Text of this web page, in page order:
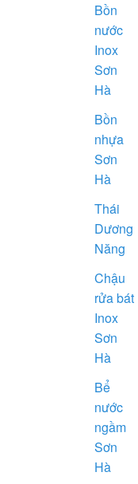
Bồn
nước
Inox
Sơn
Hà
Bồn
nhựa
Sơn
Hà
Thái
Dương
Năng
Chậu
rửa bát
Inox
Sơn
Hà
Bể
nước
ngầm
Sơn
Hà